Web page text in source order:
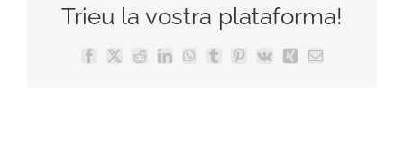
Trieu la vostra plataforma!
Facebook
X RedditLinkedInWhatsApp
TumblrPinterest
Vk XingEmail: